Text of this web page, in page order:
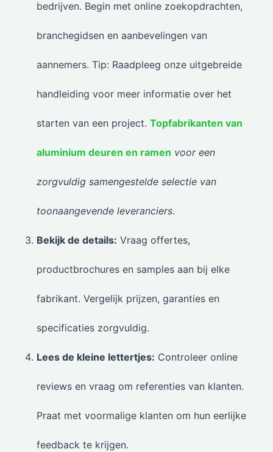
bedrijven. Begin met online zoekopdrachten,
branchegidsen en aanbevelingen van
aannemers. Tip: Raadpleeg onze uitgebreide
handleiding voor meer informatie over het
starten van een project. Topfabrikanten van
aluminium deuren en ramen voor een
zorgvuldig samengestelde selectie van
toonaangevende leveranciers.
Bekijk de details: Vraag offertes,
productbrochures en samples aan bij elke
fabrikant. Vergelijk prijzen, garanties en
specificaties zorgvuldig.
Lees de kleine lettertjes: Controleer online
reviews en vraag om referenties van klanten.
Praat met voormalige klanten om hun eerlijke
feedback te krijgen.